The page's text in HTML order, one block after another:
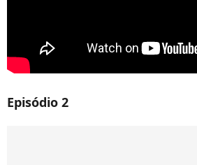
Episódio 2